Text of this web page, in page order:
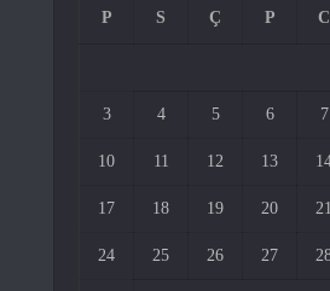
P S Ç P C
3 4 5 6 7
10 11 12 13
17 18 19 20 21
24 25 26 27